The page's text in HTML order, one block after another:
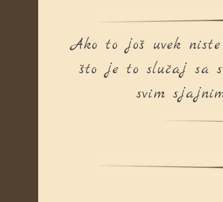
Ako to još uvek
što je to slučaj sa
svim